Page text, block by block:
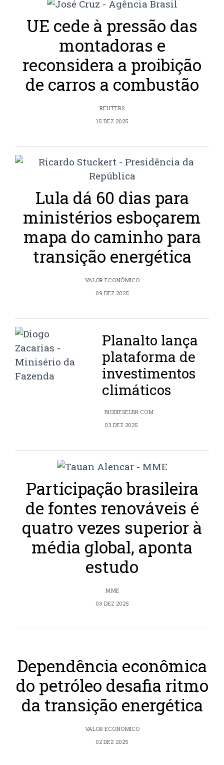
UE cede à pressão das
montadoras e
reconsidera a proibição
de carros a combustão
REUTERS
15 DEZ 2025
Lula dá 60 dias para
ministérios esboçarem
mapa do caminho para
transição energética
VALOR ECONÔMICO
09 DEZ 2025
Planalto lança
plataforma de
investimentos
climáticos
BIODIESELBR.COM
03 DEZ 2025
Participação brasileira
de fontes renováveis é
quatro vezes superior à
média global, aponta
estudo
MME
03 DEZ 2025
Dependência econômica
do petróleo desafia ritmo
da transição energética
VALOR ECONÔMICO
02 DEZ 2025